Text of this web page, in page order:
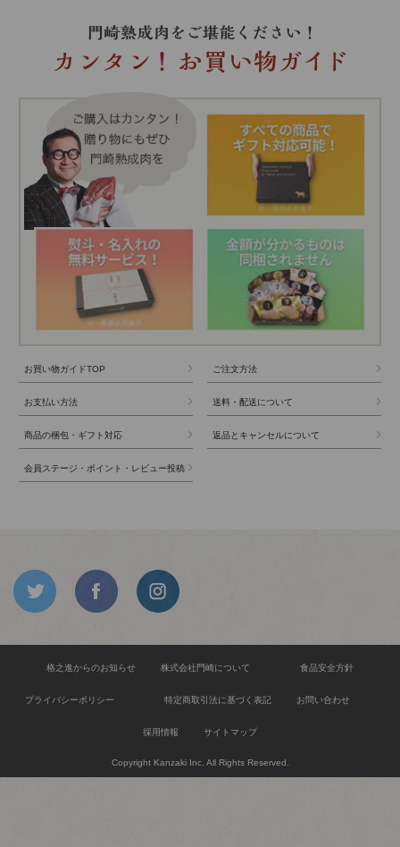
お買い物ガイドTOP ご注文方法
お支払い方法 送料・配送について
商品の梱包・ギフト対応 返品とキャンセルについて
会員ステージ・ポイント・レビュー投稿
格之進からのお知らせ 株式会社門崎について 食品安全方針
プライバシーポリシー 特定商取引法に基づく表記 お問い合わせ
採用情報 サイトマップ
Copyright Kanzaki Inc. All Rights Reserved.